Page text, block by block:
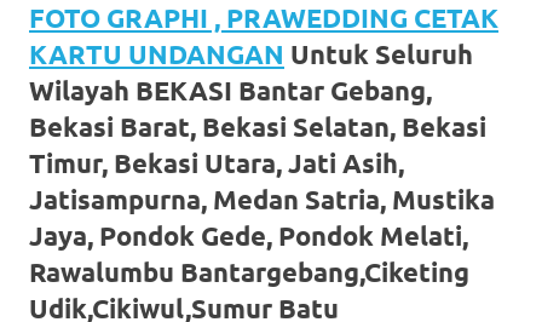
watches.
24
Hours
Online
replica
rolex.
Discover
FOTO GRAPHI , PRAWEDDING CETAK
KARTU UNDANGAN Untuk Seluruh
Wilayah BEKASI Bantar Gebang,
Bekasi Barat, Bekasi Selatan, Bekasi
Timur, Bekasi Utara, Jati Asih,
Jatisampurna, Medan Satria, Mustika
Jaya, Pondok Gede, Pondok Melati,
Rawalumbu Bantargebang,Ciketing
Udik,Cikiwul,Sumur Batu